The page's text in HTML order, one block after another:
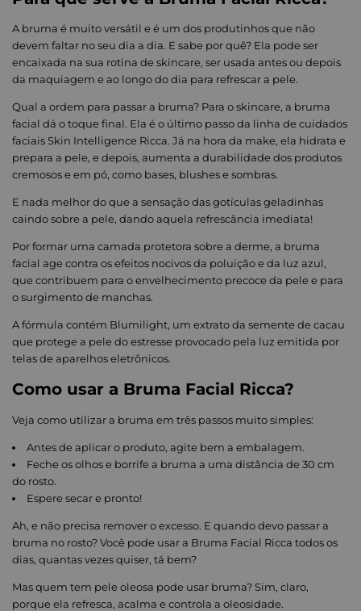
A bruma é muito versátil e é um dos produtinhos que não
devem faltar no seu dia a dia. E sabe por quê? Ela pode ser
encaixada na sua rotina de skincare, ser usada antes ou depois
da maquiagem e ao longo do dia para refrescar a pele.
Qual a ordem para passar a bruma? Para o skincare, a bruma
facial dá o toque final. Ela é o último passo da linha de cuidados
faciais Skin Intelligence Ricca. Já na hora da make, ela hidrata e
prepara a pele, e depois, aumenta a durabilidade dos produtos
cremosos e em pó, como bases, blushes e sombras.
E nada melhor do que a sensação das gotículas geladinhas
caindo sobre a pele, dando aquela refrescância imediata!
Por formar uma camada protetora sobre a derme, a bruma
facial age contra os efeitos nocivos da poluição e da luz azul,
que contribuem para o envelhecimento precoce da pele e para
o surgimento de manchas.
A fórmula contém Blumilight, um extrato da semente de cacau
que protege a pele do estresse provocado pela luz emitida por
telas de aparelhos eletrônicos.
Como usar a Bruma Facial Ricca?
Veja como utilizar a bruma em três passos muito simples:
Antes de aplicar o produto, agite bem a embalagem.
Feche os olhos e borrife a bruma a uma distância de 30 cm
do rosto.
Espere secar e pronto!
Ah, e não precisa remover o excesso. E quando devo passar a
bruma no rosto? Você pode usar a Bruma Facial Ricca todos os
dias, quantas vezes quiser, tá bem?
Mas quem tem pele oleosa pode usar bruma? Sim, claro,
porque ela refresca, acalma e controla a oleosidade.